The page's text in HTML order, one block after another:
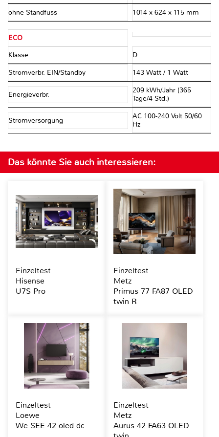
ohne Standfuss 1014 x 624 x 115 mm
ECO
Klasse D
Stromverbr. EIN/Standby 143 Watt / 1 Watt
Energieverbr.
209 kWh/Jahr (365
Tage/4 Std.)
Stromversorgung
AC 100-240 Volt 50/60
Hz
Das könnte Sie auch interessieren:
Einzeltest
Hisense
U7S Pro
Einzeltest
Metz
Primus 77 FA87 OLED
twin R
Einzeltest
Loewe
We SEE 42 oled dc
Einzeltest
Metz
Aurus 42 FA63 OLED